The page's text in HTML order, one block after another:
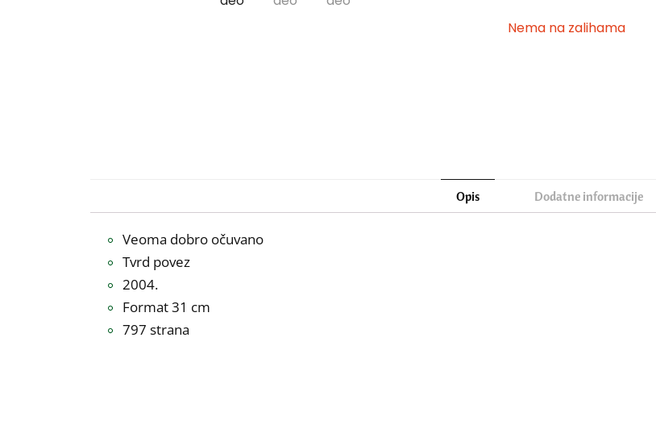
Nema na zalihama
Opis Dodatne informacije
Veoma dobro očuvano
Tvrd povez
2004.
Format 31 cm
797 strana